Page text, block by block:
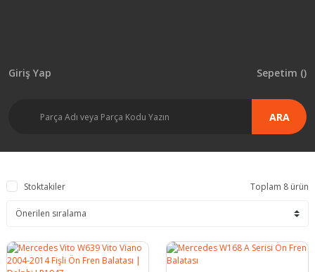
ARA
Giriş Yap Sepetim ()
Stoktakiler Toplam 8 ürün